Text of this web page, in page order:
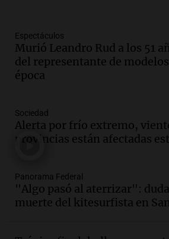
Audio.
nuevos campeones en
nacional
Buen día, Argentina
Audio.
nuevos campeones en
nacional
Audio.Mariano Moreno:
intensas y su legado en
argentina
Episodios
Espectáculos
Murió Leandro Rud a los 51
del representante de
época
Sociedad
Alerta por frío extremo,
provincias están afectadas
Panorama Federal
"Algo pasó al aterrizar":
muerte del kitesurfista en